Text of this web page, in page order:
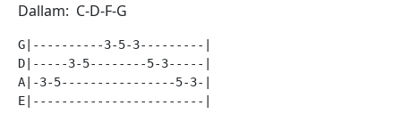
Dallam: C-D-F-G
G|----------3-5-3---------|
D|-----3-5--------5-3-----|
A|-3-5----------------5-3-|